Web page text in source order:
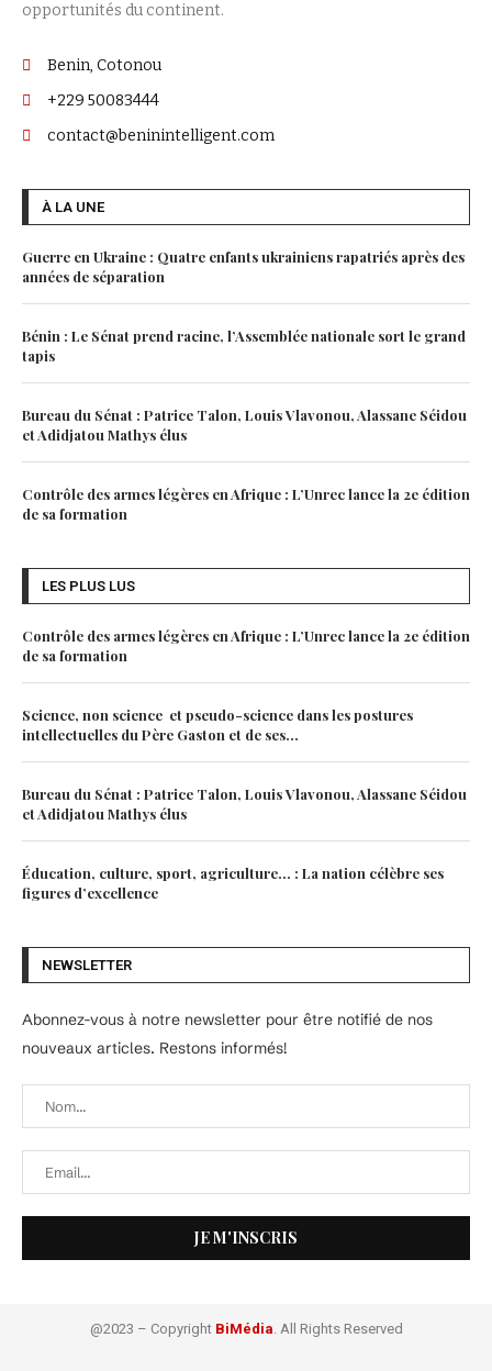
opportunités du continent.
Benin, Cotonou
+229 50083444
contact@beninintelligent.com
À LA UNE
Guerre en Ukraine : Quatre enfants ukrainiens rapatriés après des
années de séparation
Bénin : Le Sénat prend racine, l’Assemblée nationale sort le grand
tapis
Bureau du Sénat : Patrice Talon, Louis Vlavonou, Alassane Séidou
et Adidjatou Mathys élus
Contrôle des armes légères en Afrique : L’Unrec lance la 2e édition
de sa formation
LES PLUS LUS
Contrôle des armes légères en Afrique : L’Unrec lance la 2e édition
de sa formation
Science, non science et pseudo-science dans les postures
intellectuelles du Père Gaston et de ses...
Bureau du Sénat : Patrice Talon, Louis Vlavonou, Alassane Séidou
et Adidjatou Mathys élus
Éducation, culture, sport, agriculture… : La nation célèbre ses
figures d’excellence
NEWSLETTER
Abonnez-vous à notre newsletter pour être notifié de nos
nouveaux articles. Restons informés!
@2023 – Copyright BiMédia. All Rights Reserved